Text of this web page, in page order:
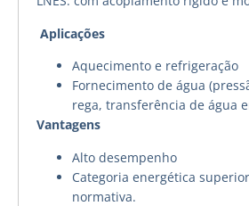
Aplicações
Aquecimento e refrigeração
Fornecimento de água
rega, transferência de água
Vantagens
Alto desempenho
Categoria energética
normativa.